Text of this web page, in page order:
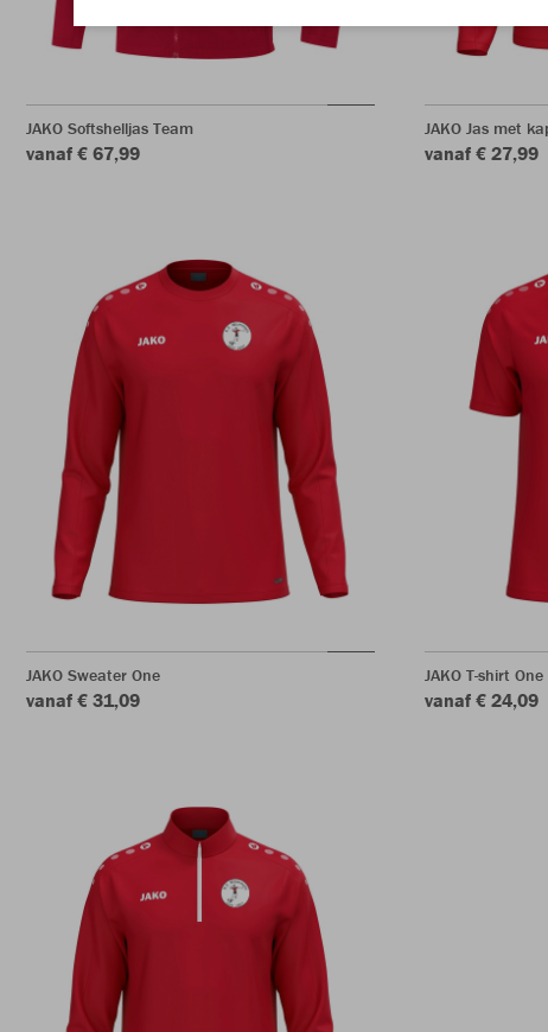
JAKO Softshelljas Team
vanaf € 67,99
JAKO Jas met
vanaf € 27,99
JAKO Sweater One
vanaf € 31,09
JAKO T-shirt One
vanaf € 24,09